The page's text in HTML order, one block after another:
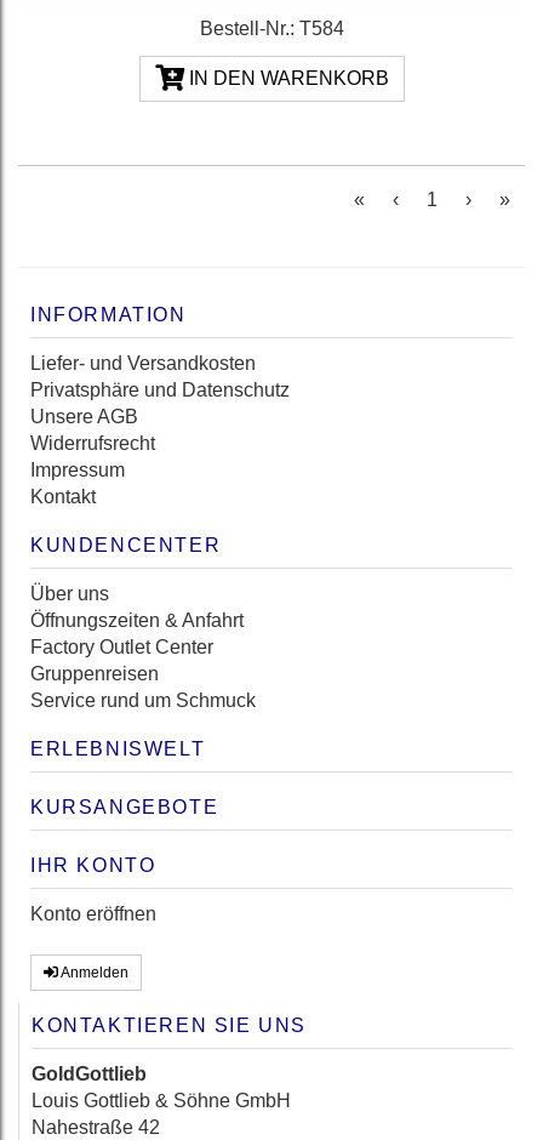
Bestell-Nr.: T584
IN DEN WARENKORB
« ‹ 1 (current)
› »
INFORMATION
Liefer- und Versandkosten
Privatsphäre und Datenschutz
Unsere AGB
Widerrufsrecht
Impressum
Kontakt
KUNDENCENTER
Über uns
Öffnungszeiten & Anfahrt
Factory Outlet Center
Gruppenreisen
Service rund um Schmuck
ERLEBNISWELT
KURSANGEBOTE
IHR KONTO
Konto eröffnen
Anmelden
KONTAKTIEREN SIE UNS
GoldGottlieb
Louis Gottlieb & Söhne GmbH
Nahestraße 42